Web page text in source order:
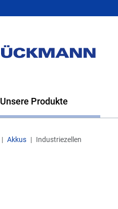
Unsere Produkte
Akkus Industriezellen